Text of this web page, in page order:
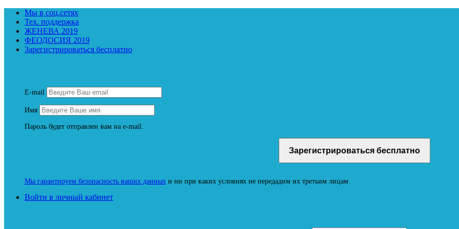
Мы в соц.сетях
Тех. поддержка
ЖЕНЕВА 2019
ФЕОДОСИЯ 2019
Зарегистрироваться бесплатно
E-mail
Имя
Пароль будет отправлен вам на e-mail.
Мы гарантируем безопасность ваших данных и ни при каких условиях не передадим их третьим лицам
Войти в личный кабинет